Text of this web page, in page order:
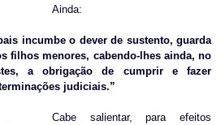
Ainda:
incumbe o dever de sustento, guarda
filhos menores, cabendo-lhes ainda, no
a obrigação de cumprir e fazer
judiciais.”
Cabe salientar, para efeitos